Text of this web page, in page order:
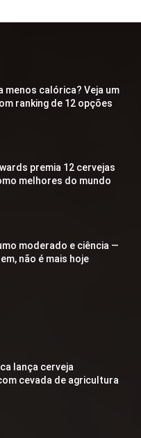
menos calórica? Veja um
ranking de 12 opções
premia 12 cervejas
melhores do mundo
moderado e ciência —
não é mais hoje
lança cerveja
cevada de agricultura